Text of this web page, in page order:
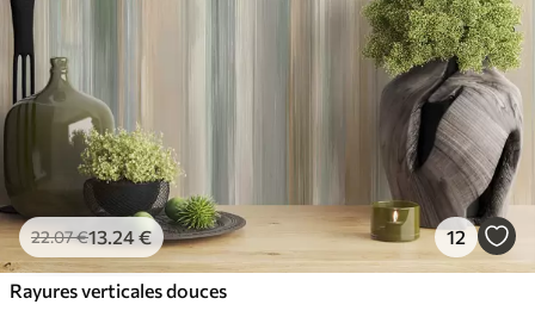
22.07€13.24€ 12
Rayures verticales douces